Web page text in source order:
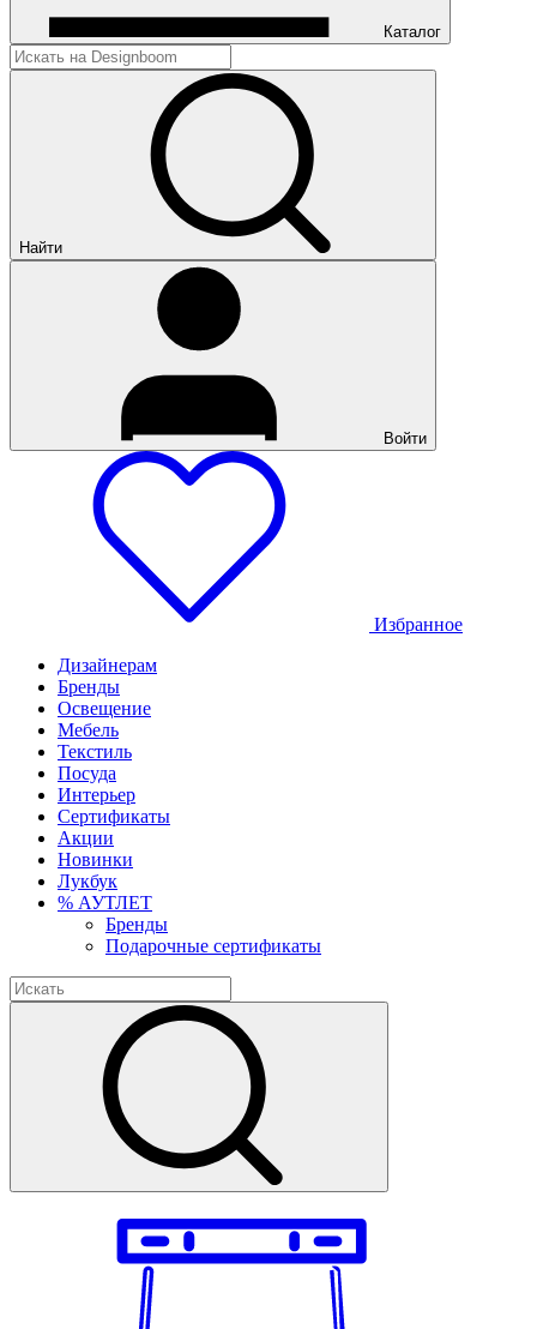
Каталог
Найти
Войти
Избранное
Дизайнерам
Бренды
Освещение
Мебель
Текстиль
Посуда
Интерьер
Сертификаты
Акции
Новинки
Лукбук
% АУТЛЕТ
Бренды
Подарочные сертификаты